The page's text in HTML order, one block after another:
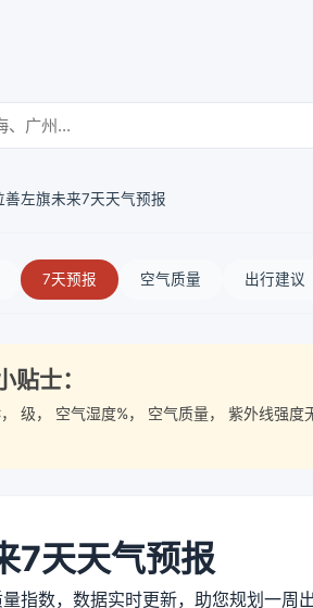
善左旗未来7天天气预报
7天预报 空气质量 出行建议
士：
级， 空气湿度%， 空气质量， 紫外线强度
7天天气预报
指数，数据实时更新，助您规划一周